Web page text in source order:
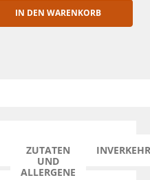
IN DEN WARENKORB
ZUTATEN
UND
ALLERGENE